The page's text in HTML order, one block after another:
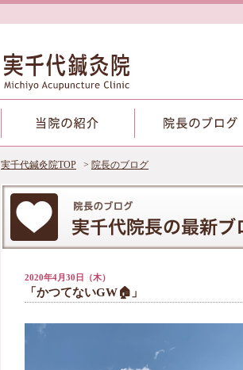
実千代鍼灸院TOP 院長のブログ
2020年4月30日（木）
「かつてないGW🏠」